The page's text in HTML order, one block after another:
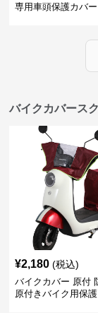
専用車頭保護カバー
バイクカバース
¥2,180 (税込)
バイクカバー 原付
原付きバイク用保